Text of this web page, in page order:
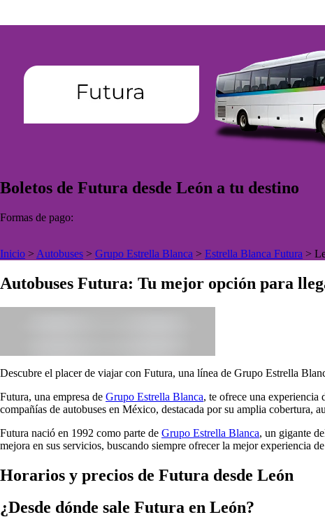
Boletos de Futura desde León a tu destino
Formas de pago:
Inicio > Autobuses > Grupo Estrella Blanca > Estrella Blanca Futura >
Autobuses Futura: Tu mejor opción para
Descubre el placer de viajar con Futura, una línea de Grupo Estrella
Futura, una empresa de Grupo Estrella Blanca, te ofrece una experiencia
compañías de autobuses en México, destacada por su amplia cobertura,
Futura nació en 1992 como parte de Grupo Estrella Blanca, un gigante
mejora en sus servicios, buscando siempre ofrecer la mejor experiencia
Horarios y precios de Futura desde León
¿Desde dónde sale Futura en León?